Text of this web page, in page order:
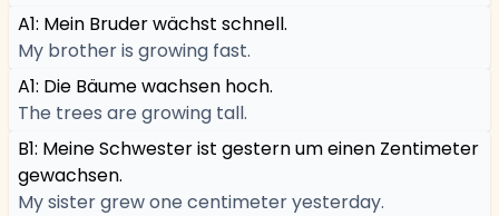
A1: Mein Bruder wächst schnell.
My brother is growing fast.
A1: Die Bäume wachsen hoch.
The trees are growing tall.
B1: Meine Schwester ist gestern um einen Zentimeter
gewachsen.
My sister grew one centimeter yesterday.